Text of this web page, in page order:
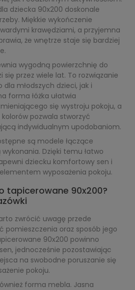
dziecka 90x200 doskonale
Miękkie wykończenie
krawędziami, a przyjemna
że wnętrze staje się bardziej
wygodną powierzchnię do
się przez wiele lat. To rozwiązanie
młodszych dzieci, jak i
forma łóżka ułatwia
się wystroju pokoju, a
pozwala stworzyć
indywidualnym upodobaniom.
są modele łączące
Dzięki temu łatwo
dziecku komfortowy sen i
wyposażenia pokoju.
tapicerowane 90x200?
zwrócić uwagę przede
pomieszczenia oraz sposób jego
90x200 powinno
jednocześnie pozostawiając
na swobodne poruszanie się
pokoju.
forma mebla. Jasna